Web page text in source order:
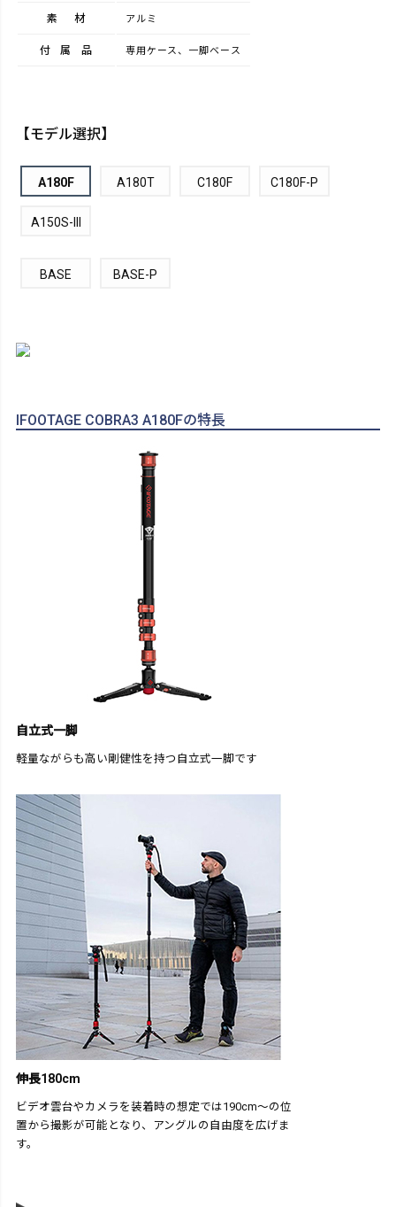
素材 アルミ
付属品 専用ケース、一脚ベース
【モデル選択】
A180F A180T C180F C180F-P
A150S-III
BASE BASE-P
IFOOTAGE COBRA3 A180Fの特長
自立式一脚
軽量ながらも高い剛健性を持つ自立式一脚です
伸長180cm
ビデオ雲台やカメラを装着時の想定では190cm～の位
置から撮影が可能となり、アングルの自由度を広げま
す。